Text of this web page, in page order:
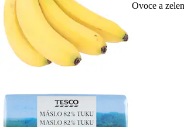
Ovoce a